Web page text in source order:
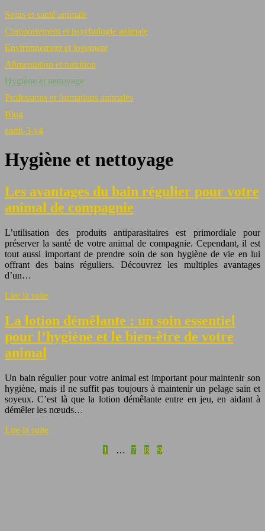
Soins et santé animale
Comportement et psychologie animale
Environnement et logement
Alimentation et nutrition
Hygiène et nettoyage
Professions et formations animales
Blog
earth-3-v4
Hygiène et nettoyage
Les avantages du bain régulier pour votre
animal de compagnie
L’utilisation des produits antiparasitaires est primordiale pour
préserver la santé de votre animal de compagnie. Cependant, il est
tout aussi important de prendre soin de son hygiène de vie en lui
offrant des bains réguliers. Découvrez les multiples avantages
d’un…
Lire la suite
La lotion démêlante : un soin essentiel
pour l’hygiène et le bien-être de votre
animal
Un bain régulier pour votre animal est important pour maintenir son
hygiène, mais il ne suffit pas toujours à maintenir un pelage sain et
soyeux. C’est là que la lotion démêlante entre en jeu, en aidant à
démêler les nœuds…
Lire la suite
1
… 7 8 9